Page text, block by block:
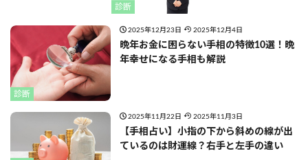
診断
診断
2025年12月23日 2025年12月4日
晩年お金に困らない手相の特徴10選！晩
年幸せになる手相も解説
2025年11月22日 2025年11月3日
【手相占い】小指の下から斜めの線が出
ているのは財運線？右手と左手の違い